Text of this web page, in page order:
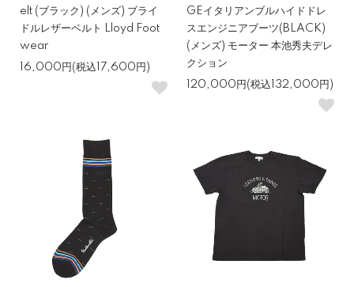
elt (ブラック) (メンズ) ブライ
ドルレザーベルト Lloyd Foot
wear
16,000円(税込17,600円)
GEイタリアンブルハイドドレ
スエンジニアブーツ(BLACK)
(メンズ) モーター 本池秀夫デレ
クション
120,000円(税込132,000円)